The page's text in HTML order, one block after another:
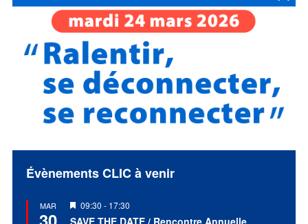
Évènements CLIC à venir
MAR
Mis
en
09:30 - 17:30
SAVE THE DATE / Rencontre Annuelle